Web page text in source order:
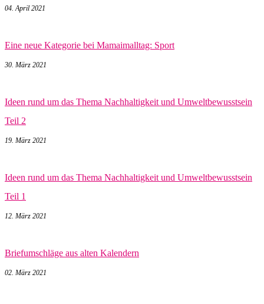
04. April 2021
Eine neue Kategorie bei Mamaimalltag: Sport
30. März 2021
Ideen rund um das Thema Nachhaltigkeit und Umweltbewusstsein
Teil 2
19. März 2021
Ideen rund um das Thema Nachhaltigkeit und Umweltbewusstsein
Teil 1
12. März 2021
Briefumschläge aus alten Kalendern
02. März 2021